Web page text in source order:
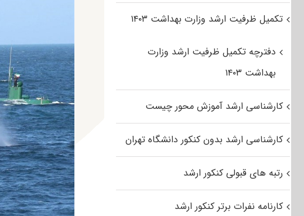
تکمیل ظرفیت ارشد وزارت بهداشت ۱۴۰۳
دفترچه تکمیل ظرفیت ارشد وزارت
بهداشت ۱۴۰۳
کارشناسی ارشد آموزش محور چیست
کارشناسی ارشد بدون کنکور دانشگاه تهران
رتبه های قبولی کنکور ارشد
کارنامه نفرات برتر کنکور ارشد